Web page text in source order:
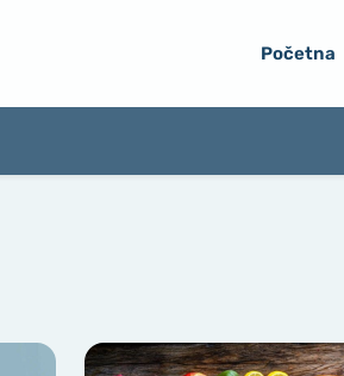
Početna